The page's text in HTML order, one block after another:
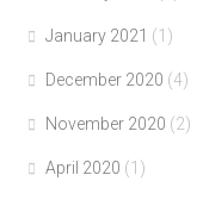
January 2021 (1)
December 2020 (4)
November 2020 (2)
April 2020 (1)